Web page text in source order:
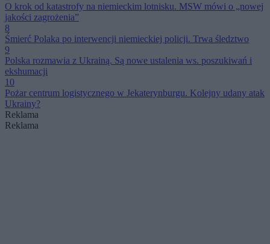
O krok od katastrofy na niemieckim lotnisku. MSW mówi o „nowej
jakości zagrożenia”
8
Śmierć Polaka po interwencji niemieckiej policji. Trwa śledztwo
9
Polska rozmawia z Ukrainą. Są nowe ustalenia ws. poszukiwań i
ekshumacji
10
Pożar centrum logistycznego w Jekaterynburgu. Kolejny udany atak
Ukrainy?
Reklama
Reklama